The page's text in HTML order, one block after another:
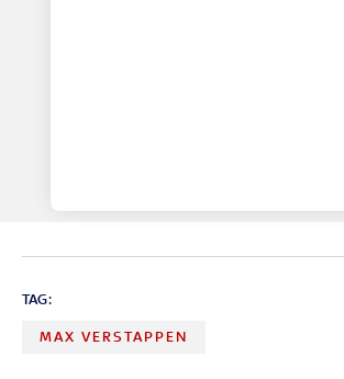
TAG:
MAX VERSTAPPEN